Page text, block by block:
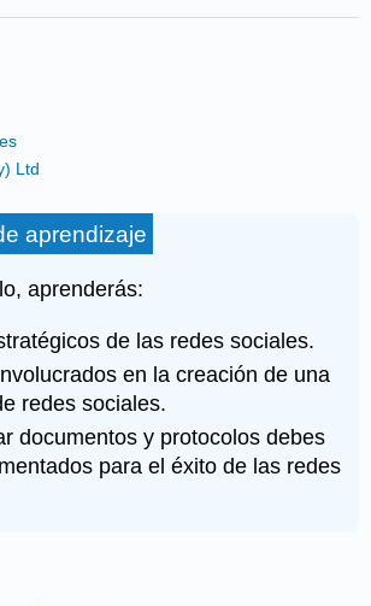
Ltd
aprendizaje
aprenderás:
de las redes sociales.
en la creación de una
redes sociales.
documentos y protocolos debes
para el éxito de las redes